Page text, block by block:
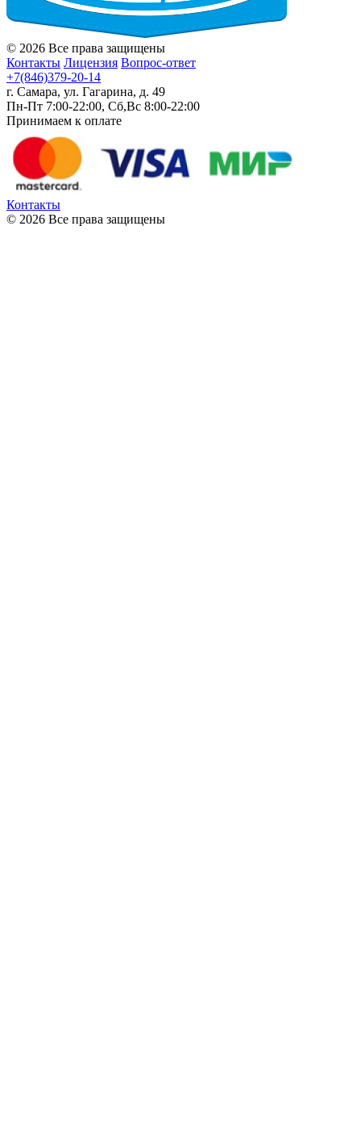
© 2026 Все права защищены
Контакты Лицензия Вопрос-ответ
+7(846)379-20-14
г. Самара, ул. Гагарина, д. 49
Пн-Пт 7:00-22:00, Сб,Вс 8:00-22:00
Принимаем к оплате
Контакты
© 2026 Все права защищены